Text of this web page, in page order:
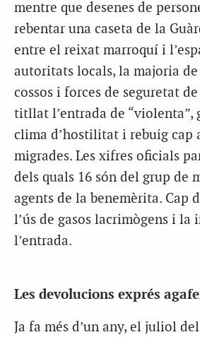
mentre que desenes de
rebentar una caseta de la
entre el reixat marroquí i
autoritats locals, la majoria
cossos i forces de seguretat
titllat l’entrada de “violenta”,
clima d’hostilitat i rebuig cap
migrades. Les xifres oficials
dels quals 16 són del grup de
agents de la benemèrita. Cap
l’ús de gasos lacrimògens i la
l’entrada.
Les devolucions exprés
Ja fa més d’un any, el juliol